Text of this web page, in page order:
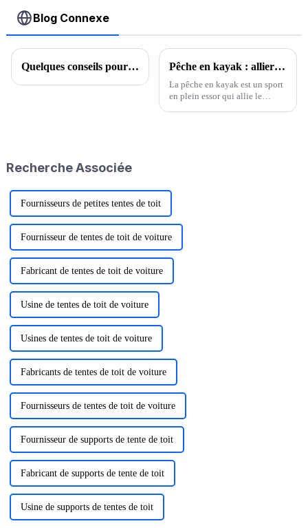
Blog Connexe
Quelques conseils pour faire du kayak Pêche en kayak : allier le plaisir de la pêche à la liberté du kayak
La pêche en kayak est un sport
en plein essor qui allie le
Recherche Associée
Fournisseurs de petites tentes de toit
Fournisseur de tentes de toit de voiture
Fabricant de tentes de toit de voiture
Usine de tentes de toit de voiture
Usines de tentes de toit de voiture
Fabricants de tentes de toit de voiture
Fournisseurs de tentes de toit de voiture
Fournisseur de supports de tente de toit
Fabricant de supports de tente de toit
Usine de supports de tentes de toit